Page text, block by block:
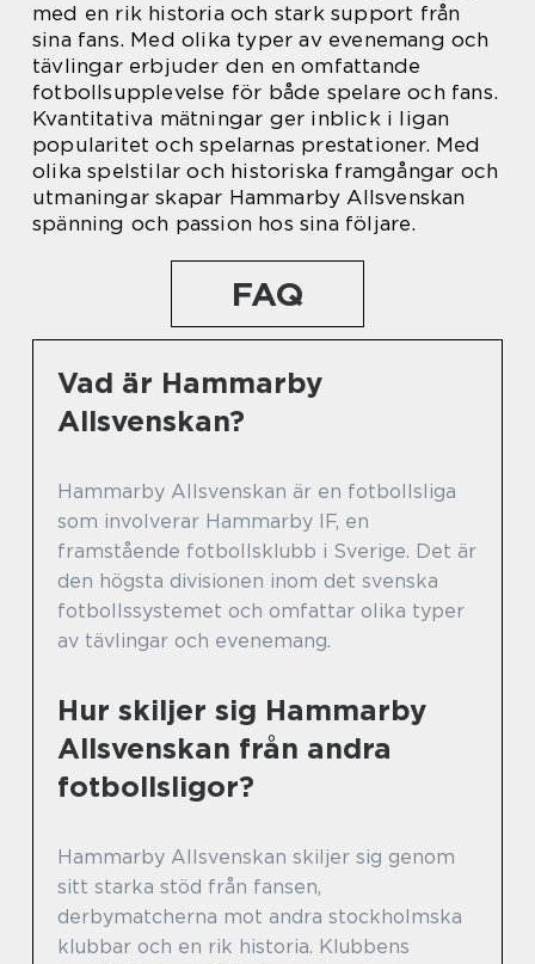
med en rik historia och stark support från
sina fans. Med olika typer av evenemang och
tävlingar erbjuder den en omfattande
fotbollsupplevelse för både spelare och fans.
Kvantitativa mätningar ger inblick i ligan
popularitet och spelarnas prestationer. Med
olika spelstilar och historiska framgångar och
utmaningar skapar Hammarby Allsvenskan
spänning och passion hos sina följare.
FAQ
Vad är Hammarby
Allsvenskan?
Hammarby Allsvenskan är en fotbollsliga
som involverar Hammarby IF, en
framstående fotbollsklubb i Sverige. Det är
den högsta divisionen inom det svenska
fotbollssystemet och omfattar olika typer
av tävlingar och evenemang.
Hur skiljer sig Hammarby
Allsvenskan från andra
fotbollsligor?
Hammarby Allsvenskan skiljer sig genom
sitt starka stöd från fansen,
derbymatcherna mot andra stockholmska
klubbar och en rik historia. Klubbens